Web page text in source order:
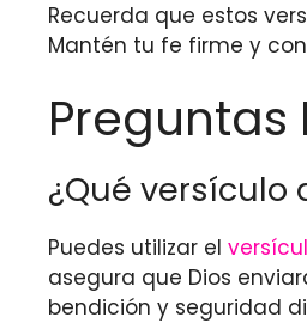
Recuerda que estos
Mantén tu fe firme y
Preguntas
¿Qué versículo
Puedes utilizar el
asegura que Dios
bendición y seguridad